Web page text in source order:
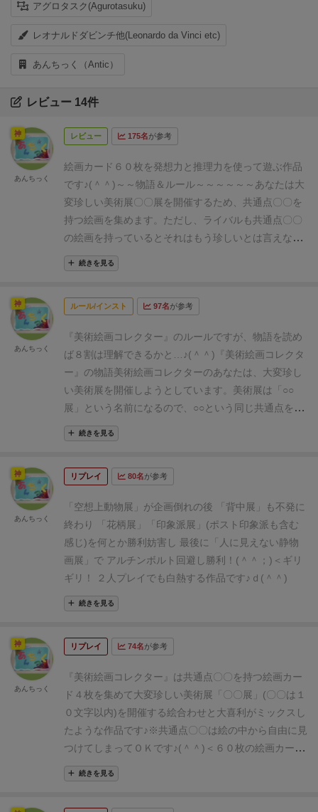
アグロタスク(Agurotasuku)
レオナルドダビンチ他(Leonardo da Vinci etc)
あんちっく（Antic）
レビュー 14件
レビュー 175名が参考
絵画カード６０枚を発想力と推理力を使って遊ぶ作品
です♪(＾＾) ～～物語＆ルール～～～～～～ あなたは大
変珍しい美術展〇〇展を開催するため、 共通点〇〇を
持つ絵画を集めます。 ただし、ライバルも共通点〇〇
の絵画を持っていると それはもう珍しいとは言えない
ので、あなたのプライドが美術展の開催を許しませ
ん！～～～～～～～～～～～～～～
通点〇〇は、絵の中から自由な発想力で宣言して構い
＾；)ちなみに１０文字以内や＆(アンド)がＮＧなどの
縛りがあります。
妨害方法が面白く、相手の絵４枚の
共通点〇〇を推理して妨害する必要があります。 「何
を狙っているか分からないけど、 これは多分、モナ
リザのポーズ狙いかな？」 という感じで、モナリザの
ポーズの絵を仕入れる感じです♪ｄ(＾＾；)
繰り広げられます。「これは露骨な狙い♪」
これは何を狙っているのかな？」
が美術展を開催するには…？？」 「〇〇と見せかけて
△△のダブルリーチ！」などなどｄ(＾＾)気軽に絵画
を楽しみながら、美術展開催気分を楽しむ作品と言え
ます♪(＾＾) 「非写実展開催～♪」＼(＾＾)
続きを見る
神
あんちっく
ルール/インスト 97名が参考
『美術絵画コレクター』のルールですが、 物語を読め
ば８割は理解できるかと…♪(＾＾) 『美術絵画コレクタ
ー』の物語美術絵画コレクターのあなたは、 大変珍し
い美術展を開催しようとしています。 美術展は「○○
展」という名前になるので、 ○○という同じ共通点を持
つ美術絵画の収集が必要です。
通点を持つ美術絵画を
展の開催を許しません！
枚持っていれば美術展開催を宣言できますが、相手も
共通点〇〇を含む絵を持っていると妨害されてしまい
ます。(相手は共通点〇〇を推理して、妨害する絵を仕
入れます♪)
説明書は、
あんちっく公式サイトの[カー
ドゲーム]ページ
の[C18] ●ゲームマーケット公式サイト
のゲーム記事
１９秒)でもルールは詳しく説明されています♪
＜こちらもお薦めです♪
続きを見る
神
あんちっく
リプレイ 80名が参考
「空想上動物展」が企画倒れの後 「背中展」も不発に
終わり
「花柄展」「印象派展」(ポスト印象派も含む
感じ)を何とか勝利妨害し 最後に「人に見えない静物
画展」で アルチンボルト回避し勝利！(＾＾；)＜ギリ
ギリ！
２人プレイでも白熱する作品です♪ｄ(＾＾)
続きを見る
神
あんちっく
リプレイ 74名が参考
『美術絵画コレクター』は共通点〇〇を持つ絵画カー
ド４枚を集めて大変珍しい美術展「〇〇展」(〇〇は１
０文字以内)を開催する絵合わせと大喜利がミックスし
たような作品です♪※共通点〇〇は絵の中から自由に見
つけてしまってＯＫです♪(＾＾)＜６０枚の絵画カード
は見ているだけで楽しいです♪
て…＼(＾＾；)
続きを見る
神
あんちっく